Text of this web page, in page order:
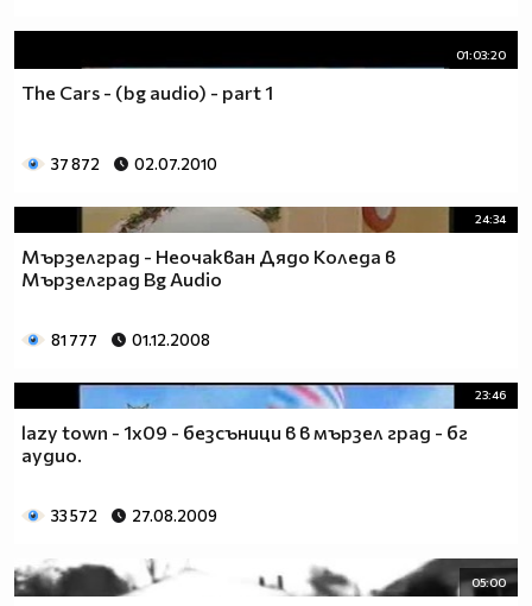
01:03:20
The Cars - (bg audio) - part 1
37 872 02.07.2010
24:34
Мързелград - Неочакван Дядо Коледа в
Мързелград Bg Audio
81 777 01.12.2008
23:46
lazy town - 1х09 - безсъници в в мързел град - бг
аудио.
33 572 27.08.2009
05:00